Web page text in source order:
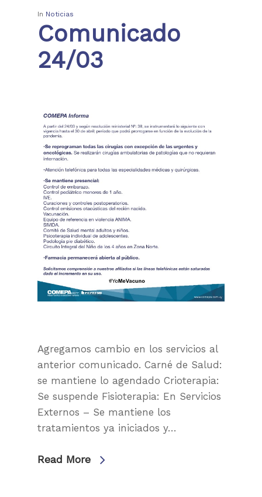
In Noticias
Comunicado
24/03
Agregamos cambio en los servicios al
anterior comunicado. Carné de Salud:
se mantiene lo agendado Crioterapia:
Se suspende Fisioterapia: En Servicios
Externos – Se mantiene los
tratamientos ya iniciados y…
Read More